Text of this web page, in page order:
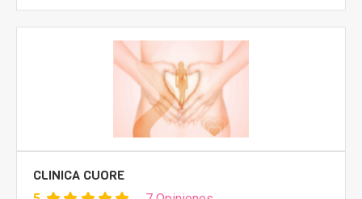
CLINICA CUORE